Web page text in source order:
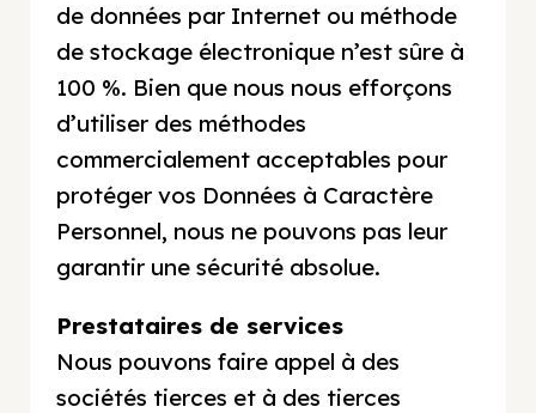
de données par Internet ou méthode
de stockage électronique n’est sûre à
100 %. Bien que nous nous efforçons
d’utiliser des méthodes
commercialement acceptables pour
protéger vos Données à Caractère
Personnel, nous ne pouvons pas leur
garantir une sécurité absolue.
Prestataires de services
Nous pouvons faire appel à des
sociétés tierces et à des tierces